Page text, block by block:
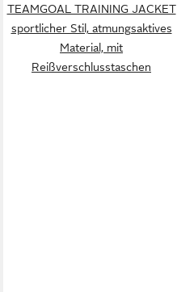
TEAMGOAL TRAINING JACKET
sportlicher Stil, atmungsaktives
Material, mit
Reißverschlusstaschen